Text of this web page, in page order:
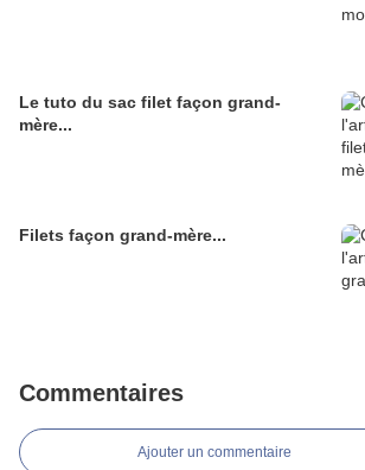
Le tuto du sac filet façon grand-
mère...
Filets façon grand-mère...
Commentaires
Ajouter un commentaire